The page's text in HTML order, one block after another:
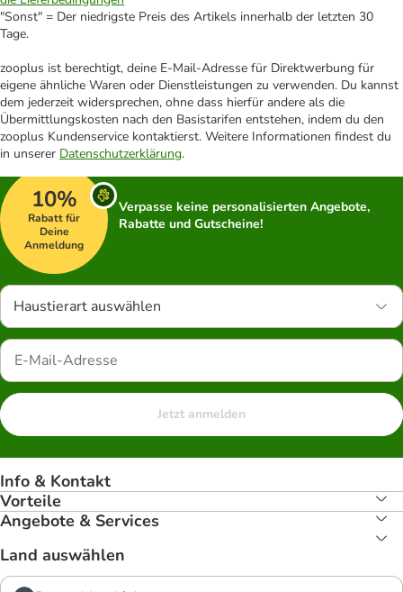
"Sonst" = Der niedrigste Preis des Artikels innerhalb der letzten 30
Tage.
zooplus ist berechtigt, deine E-Mail-Adresse für Direktwerbung für
eigene ähnliche Waren oder Dienstleistungen zu verwenden. Du kannst
dem jederzeit widersprechen, ohne dass hierfür andere als die
Übermittlungskosten nach den Basistarifen entstehen, indem du den
zooplus Kundenservice kontaktierst. Weitere Informationen findest du
in unserer Datenschutzerklärung.
10%
Rabatt für
Deine
Anmeldung
Verpasse keine personalisierten Angebote,
Rabatte und Gutscheine!
Haustierart auswählen
Jetzt anmelden
Info & Kontakt
Vorteile
Angebote & Services
Land auswählen